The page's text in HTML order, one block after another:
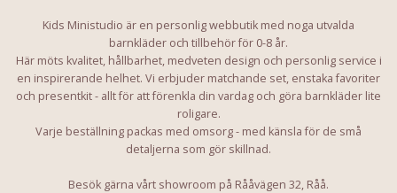
Kids Ministudio är en personlig webbutik med noga utvalda
barnkläder och tillbehör för 0-8 år.
Här möts kvalitet, hållbarhet, medveten design och personlig service i
en inspirerande helhet. Vi erbjuder matchande set, enstaka favoriter
och presentkit - allt för att förenkla din vardag och göra barnkläder lite
roligare.
Varje beställning packas med omsorg - med känsla för de små
detaljerna som gör skillnad.
Besök gärna vårt showroom på Rååvägen 32, Råå.